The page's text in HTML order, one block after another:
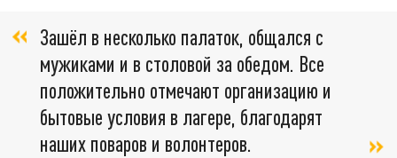
Зашёл в несколько палаток, общался с
мужиками и в столовой за обедом. Все
положительно отмечают организацию и
бытовые условия в лагере, благодарят
наших поваров и волонтеров.